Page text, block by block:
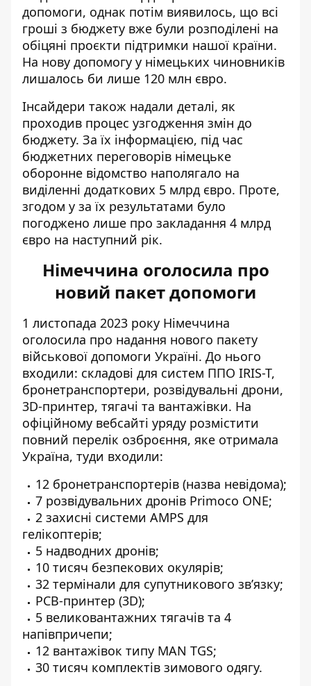
допомоги, однак потім виявилось, що всі
гроші з бюджету вже були розподілені на
обіцяні проєкти підтримки нашої країни.
На нову допомогу у німецьких чиновників
лишалось би лише 120 млн євро.
Інсайдери також надали деталі, як
проходив процес узгодження змін до
бюджету. За їх інформацією, під час
бюджетних переговорів німецьке
оборонне відомство наполягало на
виділенні додаткових 5 млрд євро. Проте,
згодом у за їх результатами було
погоджено лише про закладання 4 млрд
євро на наступний рік.
Німеччина оголосила про
новий пакет допомоги
1 листопада 2023 року Німеччина
оголосила про надання нового пакету
військової допомоги Україні. До нього
входили: складові для систем ППО IRIS-T,
бронетранспортери, розвідувальні дрони,
3D-принтер, тягачі та вантажівки. На
офіційному вебсайті уряду розмістити
повний перелік озброєння, яке отримала
Україна, туди входили:
12 бронетранспортерів (назва невідома);
7 розвідувальних дронів Primoco ONE;
2 захисні системи AMPS для
гелікоптерів;
5 надводних дронів;
10 тисяч безпекових окулярів;
32 термінали для супутникового зв’язку;
PCB-принтер (3D);
5 великовантажних тягачів та 4
напівпричепи;
12 вантажівок типу MAN TGS;
30 тисяч комплектів зимового одягу.